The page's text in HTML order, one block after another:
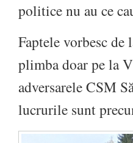
politice nu au ce
Faptele vorbesc
plimba doar pe la
adversarele CSM
lucrurile sunt